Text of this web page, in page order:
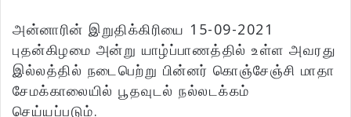
அன்னாரின் இறுதிக்கிரியை 15-09-2021
புதன்கிழமை அன்று யாழ்ப்பாணத்தில் உள்ள அவரது
இல்லத்தில் நடைபெற்று பின்னர் கொஞ்சேஞ்சி மாதா
சேமக்காலையில் பூதவுடல் நல்லடக்கம்
செய்யப்படும்.